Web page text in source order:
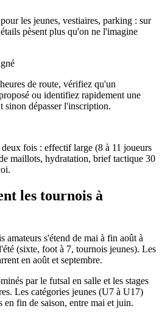
les jeunes, vestiaires, parking : sur
pèsent plus qu'on ne l'imagine
de route, vérifiez qu'un
ou identifiez rapidement une
dépasser l'inscription.
fois : effectif large (8 à 11 joueurs
maillots, hydratation, brief tactique 30
les tournois à
amateurs s'étend de mai à fin août à
(sixte, foot à 7, tournois jeunes). Les
en août et septembre.
par le futsal en salle et les stages
Les catégories jeunes (U7 à U17)
en fin de saison, entre mai et juin.